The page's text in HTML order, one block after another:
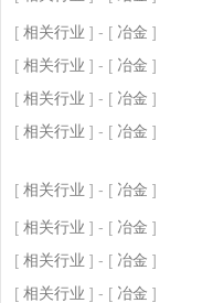
[ 相关行业 ] - [ 冶金 ]
[ 相关行业 ] - [ 冶金 ]
[ 相关行业 ] - [ 冶金 ]
[ 相关行业 ] - [ 冶金 ]
[ 相关行业 ] - [ 冶金 ]
[ 相关行业 ] - [ 冶金 ]
[ 相关行业 ] - [ 冶金 ]
[ 相关行业 ] - [ 冶金 ]